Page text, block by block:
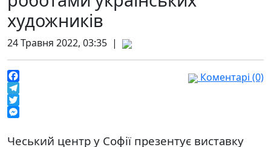
художників
24 Травня 2022, 03:35 |
Facebook
Telegram
Twitter
Коментарі (0)
Чеський центр у Софії презентує виставку